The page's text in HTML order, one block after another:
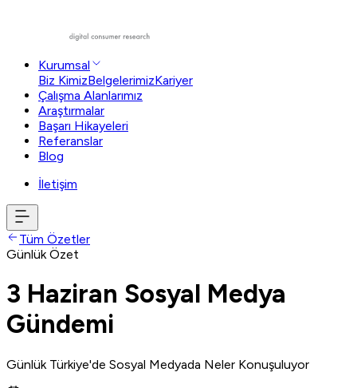
Kurumsal
Biz KimizBelgelerimizKariyer
Çalışma Alanlarımız
Araştırmalar
Başarı Hikayeleri
Referanslar
Blog
İletişim
Tüm Özetler
Günlük Özet
3 Haziran Sosyal Medya
Gündemi
Günlük Türkiye'de Sosyal Medyada Neler Konuşuluyor